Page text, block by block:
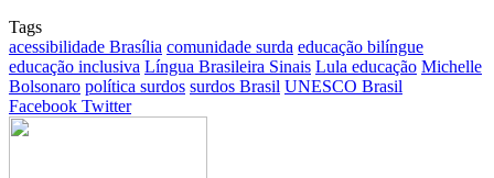
Tags
acessibilidade Brasília comunidade surda educação bilíngue
educação inclusiva Língua Brasileira Sinais Lula educação Michelle
Bolsonaro política surdos surdos Brasil UNESCO Brasil
Facebook TwitterGoogle+
LinkedIn
StumbleUpon
Tumblr
Pinterest
Reddit
VKontakte
Share
Print